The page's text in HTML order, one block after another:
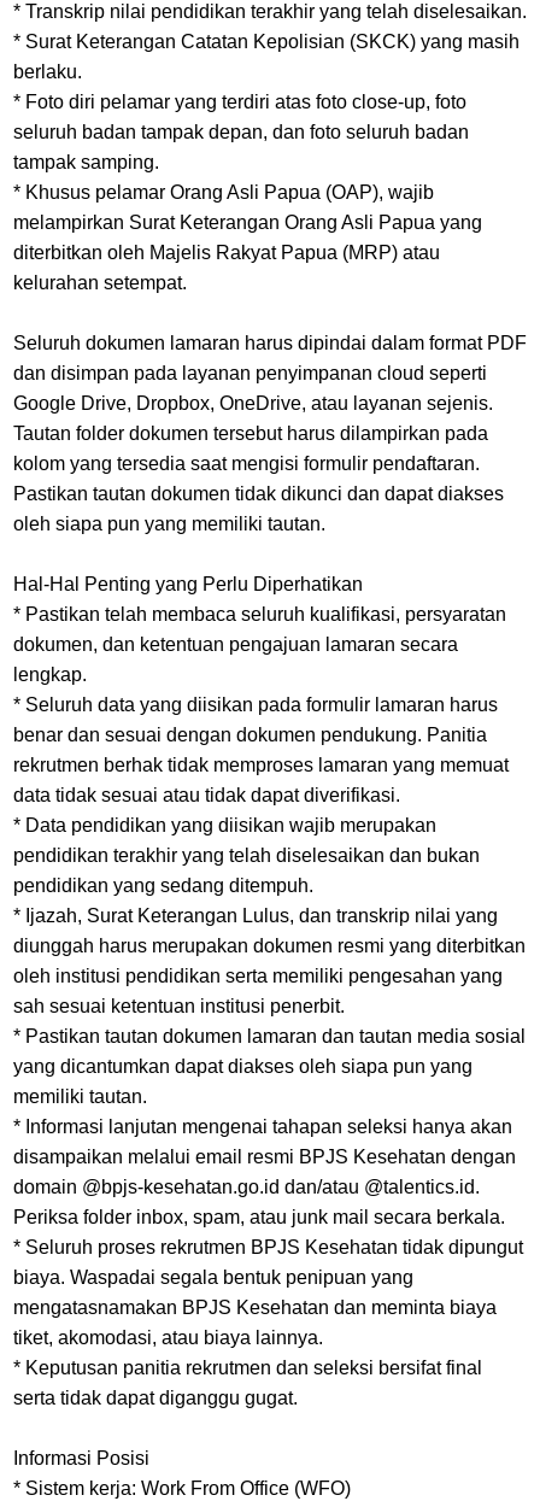
* Transkrip nilai pendidikan terakhir yang telah diselesaikan.
* Surat Keterangan Catatan Kepolisian (SKCK) yang masih
berlaku.
* Foto diri pelamar yang terdiri atas foto close-up, foto
seluruh badan tampak depan, dan foto seluruh badan
tampak samping.
* Khusus pelamar Orang Asli Papua (OAP), wajib
melampirkan Surat Keterangan Orang Asli Papua yang
diterbitkan oleh Majelis Rakyat Papua (MRP) atau
kelurahan setempat.
Seluruh dokumen lamaran harus dipindai dalam format PDF
dan disimpan pada layanan penyimpanan cloud seperti
Google Drive, Dropbox, OneDrive, atau layanan sejenis.
Tautan folder dokumen tersebut harus dilampirkan pada
kolom yang tersedia saat mengisi formulir pendaftaran.
Pastikan tautan dokumen tidak dikunci dan dapat diakses
oleh siapa pun yang memiliki tautan.
Hal-Hal Penting yang Perlu Diperhatikan
* Pastikan telah membaca seluruh kualifikasi, persyaratan
dokumen, dan ketentuan pengajuan lamaran secara
lengkap.
* Seluruh data yang diisikan pada formulir lamaran harus
benar dan sesuai dengan dokumen pendukung. Panitia
rekrutmen berhak tidak memproses lamaran yang memuat
data tidak sesuai atau tidak dapat diverifikasi.
* Data pendidikan yang diisikan wajib merupakan
pendidikan terakhir yang telah diselesaikan dan bukan
pendidikan yang sedang ditempuh.
* Ijazah, Surat Keterangan Lulus, dan transkrip nilai yang
diunggah harus merupakan dokumen resmi yang diterbitkan
oleh institusi pendidikan serta memiliki pengesahan yang
sah sesuai ketentuan institusi penerbit.
* Pastikan tautan dokumen lamaran dan tautan media sosial
yang dicantumkan dapat diakses oleh siapa pun yang
memiliki tautan.
* Informasi lanjutan mengenai tahapan seleksi hanya akan
disampaikan melalui email resmi BPJS Kesehatan dengan
domain @bpjs-kesehatan.go.id dan/atau @talentics.id.
Periksa folder inbox, spam, atau junk mail secara berkala.
* Seluruh proses rekrutmen BPJS Kesehatan tidak dipungut
biaya. Waspadai segala bentuk penipuan yang
mengatasnamakan BPJS Kesehatan dan meminta biaya
tiket, akomodasi, atau biaya lainnya.
* Keputusan panitia rekrutmen dan seleksi bersifat final
serta tidak dapat diganggu gugat.
Informasi Posisi
* Sistem kerja: Work From Office (WFO)